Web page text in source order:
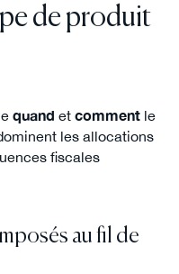
de produit
quand et commentle
les allocations
fiscales
au fil de